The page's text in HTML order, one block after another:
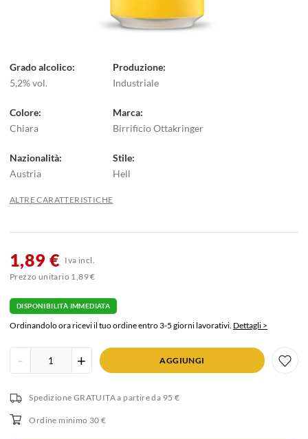
1,89 € Iva incl.
Prezzo unitario 1,89 €
Grado alcolico
5,2% vol.
Produzione
Industriale
Colore
Chiara
Marca
Birrificio Ottakringer
Nazionalità
Austria
Stile
Hell
ALTRE CARATTERISTICHE
DISPONIBILITÀ IMMEDIATA
Ordinandolo ora ricevi il tuo ordine entro 3-5 giorni lavorativi. Dettagli >
Inserisci
quantità
prodotto
- + AGGIUNGI
Spedizione GRATUITAa partire da 95 €
Ordine minimo 30 €